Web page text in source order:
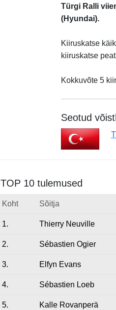
Türgi Ralli
(Hyundai).
Kiiruskatse
kiiruskatse
Kokkuvõte 5
Seotud
TOP 10 tulemused
Koht Sõitja
1. Thierry Neuville
2. Sébastien Ogier
3. Elfyn Evans
4. Sébastien Loeb
5. Kalle Rovanperä